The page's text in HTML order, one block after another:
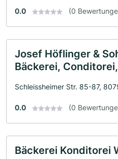
0.0 (0
Josef Höflinger &
Bäckerei,
Schleissheimer Str. 85-87,
0.0 (0
Bäckerei Konditorei